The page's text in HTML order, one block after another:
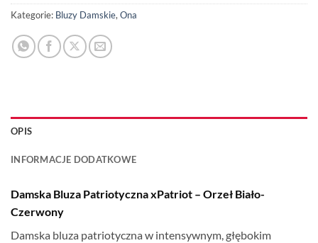
Kategorie: Bluzy Damskie, Ona
OPIS
INFORMACJE DODATKOWE
Damska Bluza Patriotyczna xPatriot – Orzeł Biało-
Czerwony
Damska bluza patriotyczna w intensywnym, głębokim